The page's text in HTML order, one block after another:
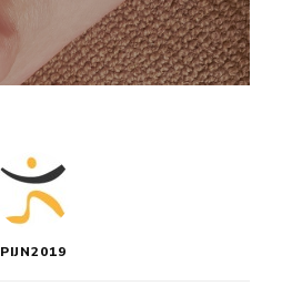
PIJN2019